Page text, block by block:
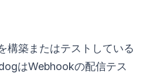
構築またはテストしている
はWebhookの配信テス